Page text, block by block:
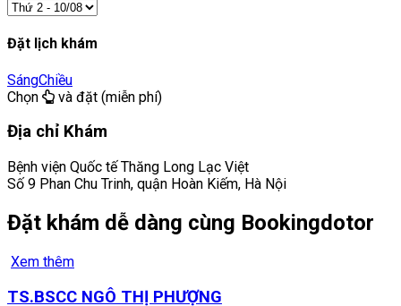
Đặt lịch khám
SángChiều
Chọn
và đặt (miễn phí)
Địa chỉ Khám
Bệnh viện Quốc tế Thăng Long Lạc Việt
Số 9 Phan Chu Trinh, quận Hoàn Kiếm, Hà Nội
Đặt khám dễ dàng cùng Bookingdotor
Xem thêm
TS.BSCC NGÔ THỊ PHƯỢNG